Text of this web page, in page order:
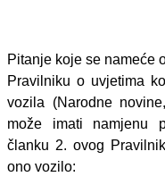
Pitanje koje se nameće
Pravilniku o uvjetima
vozila (Narodne
može imati namjenu
članku 2. ovog
ono vozilo: